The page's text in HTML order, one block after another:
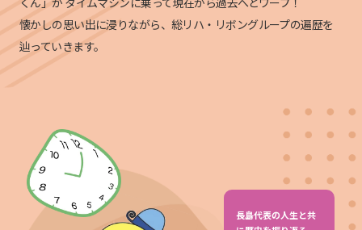
懐かしの思い出に浸りながら、総リハ・リボングループの遍歴を
辿っていきます。
長島代表の人生と共